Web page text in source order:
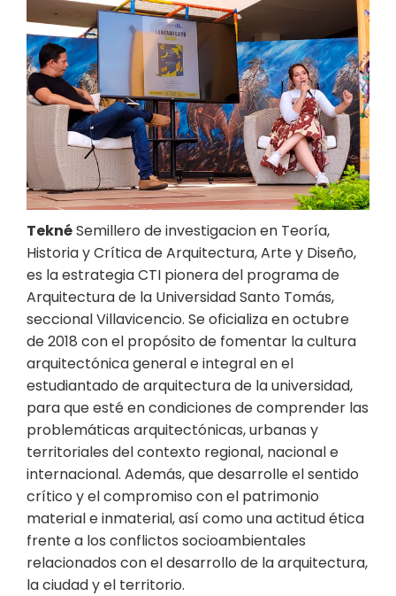
TeknéSemillero de investigacion en Teoría,
Historia y Crítica de Arquitectura, Arte y Diseño,
es la estrategia CTI pionera del programa de
Arquitectura de la Universidad Santo Tomás,
seccional Villavicencio. Se oficializa en octubre
de 2018 con el propósito de fomentar la cultura
arquitectónica general e integral en el
estudiantado de arquitectura de la universidad,
para que esté en condiciones de comprender las
problemáticas arquitectónicas, urbanas y
territoriales del contexto regional, nacional e
internacional. Además, que desarrolle el sentido
crítico y el compromiso con el patrimonio
material e inmaterial, así como una actitud ética
frente a los conflictos socioambientales
relacionados con el desarrollo de la arquitectura,
la ciudad y el territorio.